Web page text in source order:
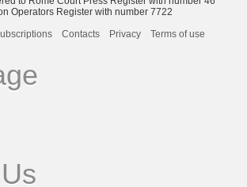
Operators Register with number 7722
Contacts Privacy Terms of use